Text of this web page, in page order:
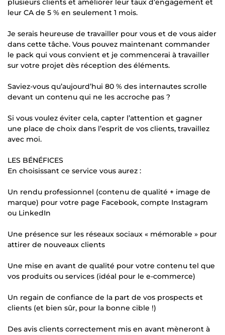
plusieurs clients et améliorer leur taux d’engagement et
leur CA de 5 % en seulement 1 mois.
Je serais heureuse de travailler pour vous et de vous aider
dans cette tâche. Vous pouvez maintenant commander
le pack qui vous convient et je commencerai à travailler
sur votre projet dès réception des éléments.
Saviez-vous qu’aujourd’hui 80 % des internautes scrolle
devant un contenu qui ne les accroche pas ?
Si vous voulez éviter cela, capter l’attention et gagner
une place de choix dans l’esprit de vos clients, travaillez
avec moi.
LES BÉNÉFICES
En choisissant ce service vous aurez :
Un rendu professionnel (contenu de qualité + image de
marque) pour votre page Facebook, compte Instagram
ou LinkedIn
Une présence sur les réseaux sociaux « mémorable » pour
attirer de nouveaux clients
Une mise en avant de qualité pour votre contenu tel que
vos produits ou services (idéal pour le e-commerce)
Un regain de confiance de la part de vos prospects et
clients (et bien sûr, pour la bonne cible !)
Des avis clients correctement mis en avant mèneront à